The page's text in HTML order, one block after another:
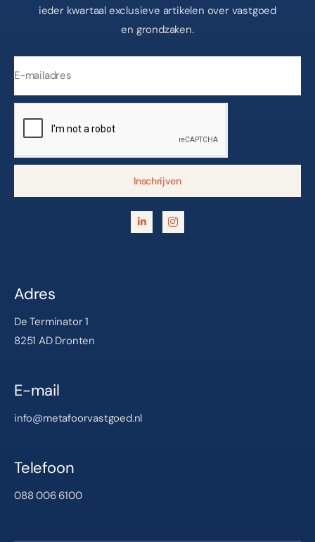
ieder kwartaal exclusieve artikelen over vastgoed
en grondzaken.
Inschrijven
Adres
De Terminator 1
8251 AD Dronten
E-mail
info@metafoorvastgoed.nl
Telefoon
088 006 6100